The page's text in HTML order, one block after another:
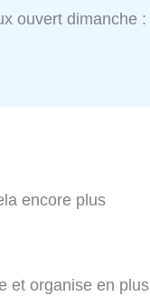
ouvert dimanche :
encore plus
et organise en plus